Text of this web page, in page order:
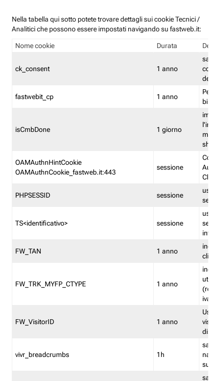
Nella tabella qui sotto potete trovare dettagli sui cookie Tecnici /
Analitici che possono essere impostati navigando su fastweb.it:
Nome cookie Durata
ck_consent 1 anno
salva
dei
fastwebit_cp 1 anno
isCmbDone 1 giorno
shp
OAMAuthnHintCookie
OAMAuthnCookie_fastweb.it:443
sessione
PHPSESSID sessione
TS<identificativo> sessione
FW_TAN 1 anno
FW_TRK_MYFP_CTYPE 1 anno
iva/
FW_VisitorID 1 anno
vivr_breadcrumbs 1h
salva
su
salva